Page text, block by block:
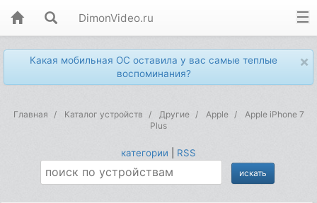
DimonVideo.ru
×
Какая мобильная ОС оставила у вас самые теплые
воспоминания?
Главная Каталог устройств Другие Apple
Apple iPhone 7
Plus
категории RSS